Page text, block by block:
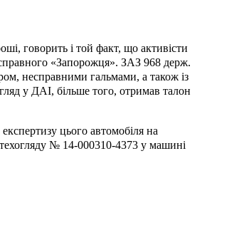
говорить і той факт, що активісти
«Запорожця». ЗАЗ 968 держ.
несправними гальмами, а також із
у ДАІ, більше того, отримав талон
цього автомобіля на
№ 14-000310-4373 у машині